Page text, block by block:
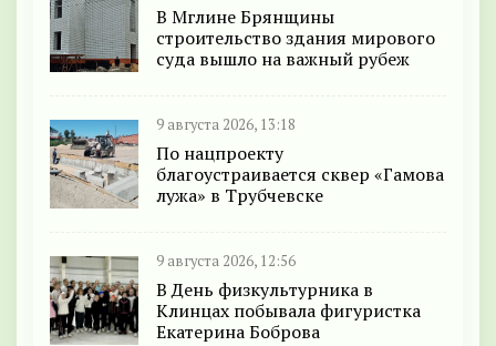
В Мглине Брянщины
строительство здания мирового
суда вышло на важный рубеж
9 августа 2026, 13:18
По нацпроекту
благоустраивается сквер «Гамова
лужа» в Трубчевске
9 августа 2026, 12:56
В День физкультурника в
Клинцах побывала фигуристка
Екатерина Боброва